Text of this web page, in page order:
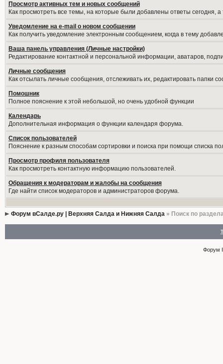
Просмотр активных тем и новых сообщений
Как просмотреть все темы, на которые были добавлены ответы сегодня,
Уведомление на е-mail о новом сообщении
Как получить уведомление электронным сообщением, когда в тему
Ваша панель управления (Личные настройки)
Редактирование контактной и персональной информации, аватаров,
Личные сообщения
Как отсылать личные сообщения, отслеживать их, редактировать папки
Помошник
Полное пояснение к этой небольшой, но очень удобной функции
Календарь
Дополнительная информация о функции календаря форума.
Список пользователей
Пояснение к разным способам сортировки и поиска при помощи списка
Просмотр профиля пользователя
Как просмотреть контактную информацию пользователей.
Обращения к модераторам и жалобы на сообщения
Где найти список модераторов и администраторов форума.
Форум вСалде.ру | Верхняя Салда и Нижняя Салда» Поиск по
Форум